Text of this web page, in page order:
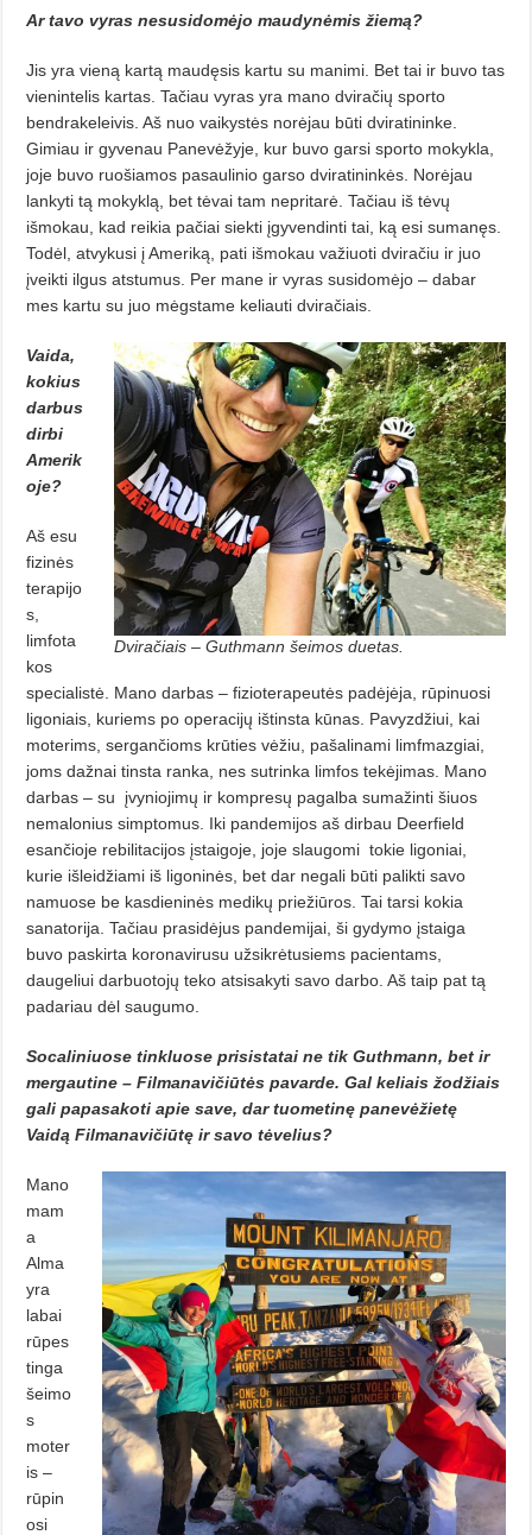
Ar tavo vyras nesusidomėjo maudynėmis žiemą?
Jis yra vieną kartą maudęsis kartu su manimi. Bet tai ir buvo tas
vienintelis kartas. Tačiau vyras yra mano dviračių sporto
bendrakeleivis. Aš nuo vaikystės norėjau būti dviratininke.
Gimiau ir gyvenau Panevėžyje, kur buvo garsi sporto mokykla,
joje buvo ruošiamos pasaulinio garso dviratininkės. Norėjau
lankyti tą mokyklą, bet tėvai tam nepritarė. Tačiau iš tėvų
išmokau, kad reikia pačiai siekti įgyvendinti tai, ką esi sumanęs.
Todėl, atvy­kusi į Ameriką, pati išmokau važiuo­ti dviračiu ir juo
įveikti ilgus atstumus. Per mane ir vyras susidomėjo – dabar
mes kartu su juo mėgstame keliauti dviračiais.
Dviračiais – Guthmann šeimos duetas.
Vaida,
kokius
darbus
dirbi
Amerik
oje?
Aš esu
fizinės
terapijo
s,
limfota
kos
specialistė. Mano darbas – fizioterapeutės padėjėja, rūpinuosi
ligoniais, kuriems po operacijų ištinsta kūnas. Pavyzdžiui, kai
moterims, sergančioms krūties vėžiu, pašalinami limfmazgiai,
joms dažnai tinsta ranka, nes sutrinka limfos tekėjimas. Mano
darbas – su
įvyniojimų ir kompresų pagalba sumažinti šiuos
nemalonius simptomus. Iki pandemijos aš dirbau Deerfield
esančioje rebilitacijos įstaigoje, joje slaugomi tokie ligoniai,
kurie išleidžiami iš ligoninės, bet dar negali būti palikti savo
namuose be kasdieninės medikų priežiūros. Tai tarsi kokia
sanatorija. Tačiau prasidėjus pandemijai, ši gydymo įstaiga
buvo paskirta koronavirusu užsikrėtusiems pacientams,
daugeliui darbuotojų teko atsisakyti savo darbo. Aš taip pat tą
padariau dėl saugumo.
Socaliniuose tinkluose prisistatai ne tik Guthmann, bet ir
mergautine – Filmanavičiūtės pavarde. Gal keliais žodžiais
gali papasakoti apie save, dar tuometinę panevėžietę
Vaidą Filmanavičiūtę ir savo tėvelius?
Mano
mam
a
Alma
yra
labai
rūpes
tinga
šeimo
s
moter
is –
rūpin
osi